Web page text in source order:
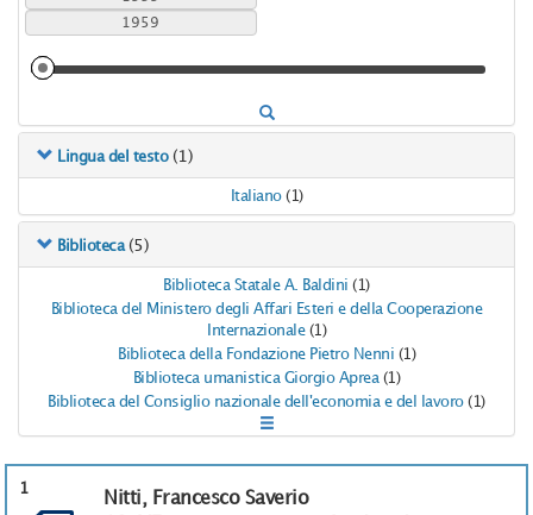
Lingua del testo (1)
Italiano (1)
Biblioteca (5)
Biblioteca Statale A. Baldini (1)
Biblioteca del Ministero degli Affari Esteri e della Cooperazione
Internazionale (1)
Biblioteca della Fondazione Pietro Nenni (1)
Biblioteca umanistica Giorgio Aprea (1)
Biblioteca del Consiglio nazionale dell'economia e del lavoro (1)
1
Nitti, Francesco Saverio